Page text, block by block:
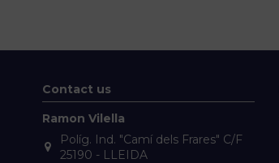
Contact us
Ramon Vilella
Políg. Ind. "Camí dels Frares" C/F
25190 - LLEIDA